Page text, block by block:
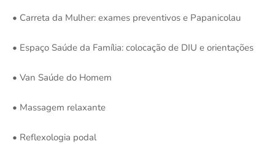
• Carreta da Mulher: exames preventivos e Papanicolau
• Espaço Saúde da Família: colocação de DIU e orientações
• Van Saúde do Homem
• Massagem relaxante
• Reflexologia podal